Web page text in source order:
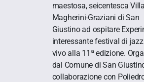
maestosa, seicentesca Villa
Magherini-Graziani di San
Giustino ad ospitare
interessante festival di
vivo alla 11ª edizione.
dal Comune di San
collaborazione con